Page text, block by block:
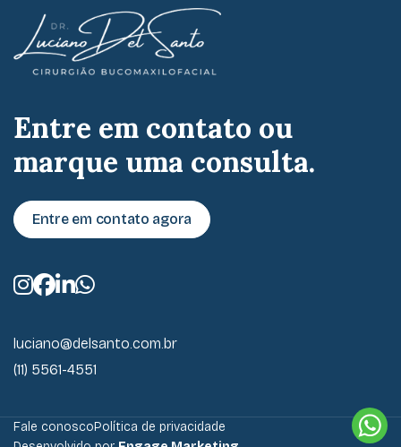
Entre em contato ou
marque uma consulta.
Entre em contato agora
luciano@delsanto.com.br
(11) 5561-4551
Fale conoscoPolítica de privacidade